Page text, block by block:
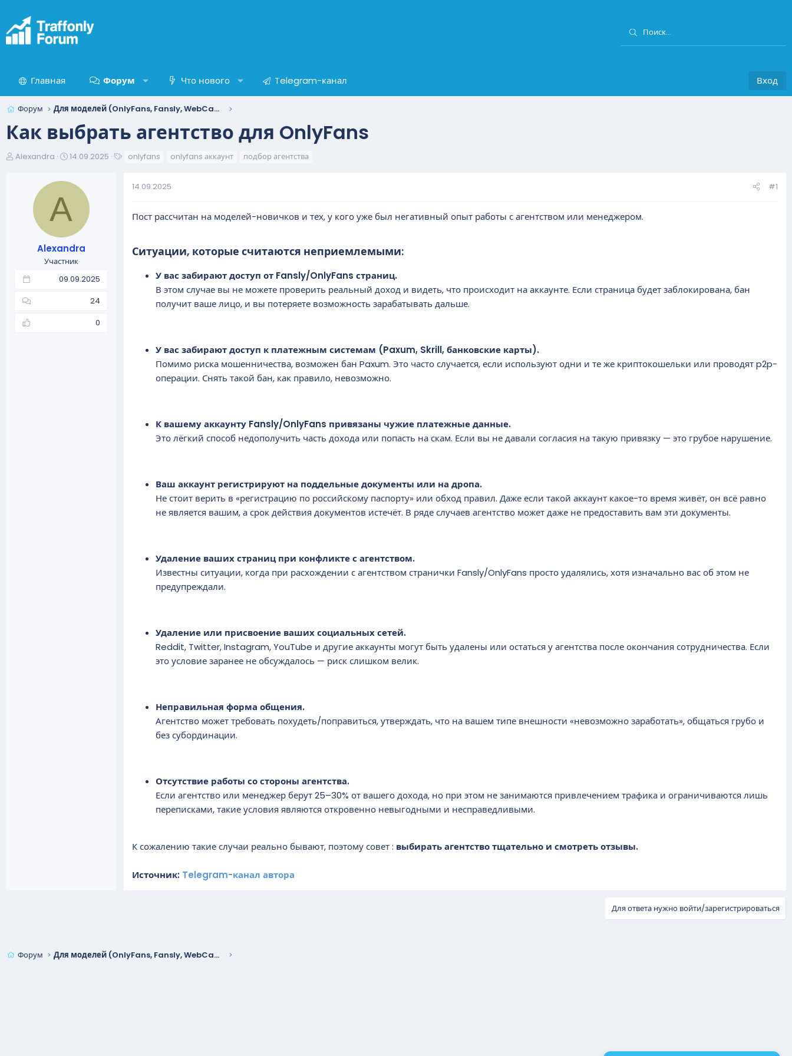
Главная Форум Что нового Telegram-канал Вход
Форум Для моделей (OnlyFans, Fansly, WebCam)
Как выбрать агентство для OnlyFans
А
Alexandra
Д
а
а
л
а
14.09.2025 onlyfans onlyfans аккаунт подбор агентства
A
Alexandra
Участник
09.09.2025
24
0
14.09.2025 #1
Пост рассчитан на моделей-новичков и тех, у кого уже был негативный опыт работы с агентством или менеджером.
Ситуации, которые считаются неприемлемыми:​
У вас забирают доступ от Fansly/OnlyFans страниц.
В этом случае вы не можете проверить реальный доход и видеть, что происходит на аккаунте. Если страница будет заблокирована, бан
получит ваше лицо, и вы потеряете возможность зарабатывать дальше.
У вас забирают доступ к платежным системам (Paxum, Skrill, банковские карты).
Помимо риска мошенничества, возможен бан Paxum. Это часто случается, если используют одни и те же криптокошельки или проводят p2p-
операции. Снять такой бан, как правило, невозможно.
К вашему аккаунту Fansly/OnlyFans привязаны чужие платежные данные.
Это лёгкий способ недополучить часть дохода или попасть на скам. Если вы не давали согласия на такую привязку — это грубое нарушение.
Ваш аккаунт регистрируют на поддельные документы или на дропа.
Не стоит верить в «регистрацию по российскому паспорту» или обход правил. Даже если такой аккаунт какое-то время живёт, он всё равно
не является вашим, а срок действия документов истечёт. В ряде случаев агентство может даже не предоставить вам эти документы.
Удаление ваших страниц при конфликте с агентством.
Известны ситуации, когда при расхождении с агентством странички Fansly/OnlyFans просто удалялись, хотя изначально вас об этом не
предупреждали.
Удаление или присвоение ваших социальных сетей.
Reddit, Twitter, Instagram, YouTube и другие аккаунты могут быть удалены или остаться у агентства после окончания сотрудничества. Если
это условие заранее не обсуждалось — риск слишком велик.
Неправильная форма общения.
Агентство может требовать похудеть/поправиться, утверждать, что на вашем типе внешности «невозможно заработать», общаться грубо и
без субординации.
Отсутствие работы со стороны агентства.
Если агентство или менеджер берут 25–30% от вашего дохода, но при этом не занимаются привлечением трафика и ограничиваются лишь
переписками, такие условия являются откровенно невыгодными и несправедливыми.
К сожалению такие случаи реально бывают, поэтому совет : выбирать агентство тщательно и смотреть отзывы.
Источник: Telegram-канал автора
Для ответа нужно войти/зарегистрироваться
Форум Для моделей (OnlyFans, Fansly, WebCam)